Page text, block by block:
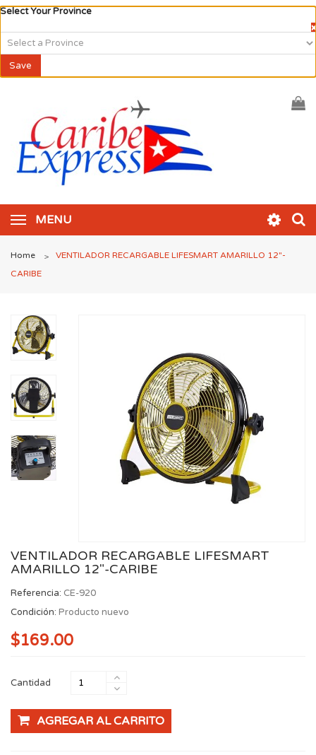
Select Your Province
×
Save
MENU
Home >
VENTILADOR RECARGABLE LIFESMART AMARILLO 12″-
CARIBE
VENTILADOR RECARGABLE LIFESMART
AMARILLO 12″-CARIBE
Referencia: CE-920
Condición: Producto nuevo
$169.00
Cantidad
AGREGAR AL CARRITO